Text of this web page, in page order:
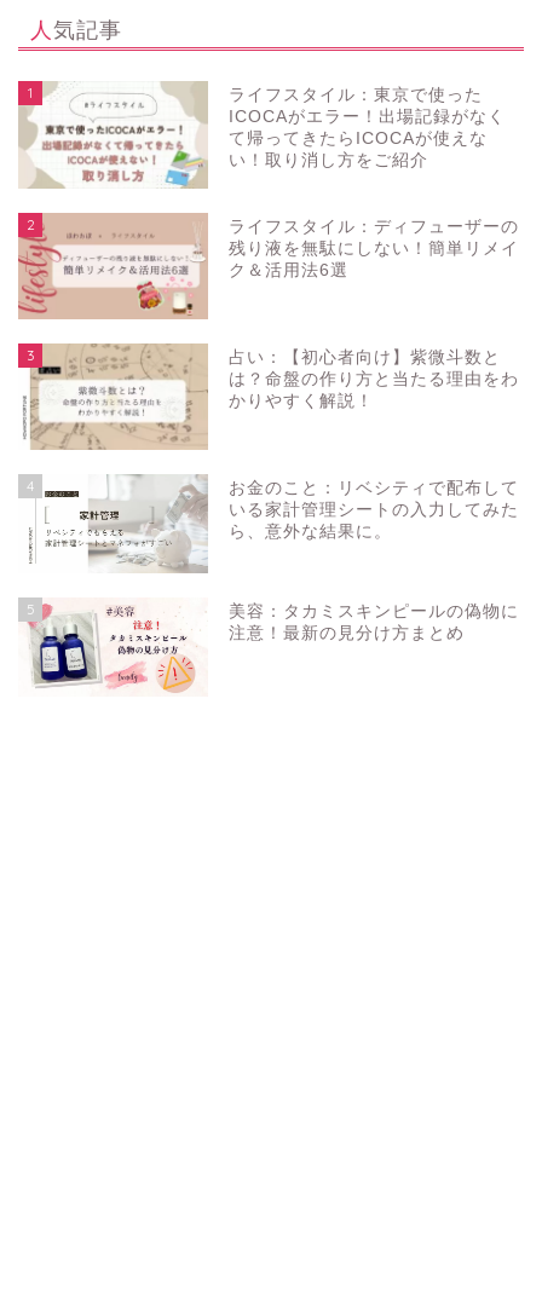
人気記事
1
ライフスタイル：東京で使った
ICOCAがエラー！出場記録がなく
て帰ってきたらICOCAが使えな
い！取り消し方をご紹介
2
ライフスタイル：ディフューザーの
残り液を無駄にしない！簡単リメイ
ク＆活用法6選
3
占い：【初心者向け】紫微斗数と
は？命盤の作り方と当たる理由をわ
かりやすく解説！
4
お金のこと：リベシティで配布して
いる家計管理シートの入力してみた
ら、意外な結果に。
5
美容：タカミスキンピールの偽物に
注意！最新の見分け方まとめ